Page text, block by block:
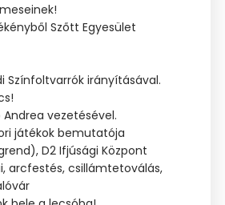
Szőtt Egyesület
Színfoltvarrók irányításával.
Andrea vezetésével.
játékok bemutatója
D2 Ifjúsági Központ
arcfestés, csillámtetoválás,